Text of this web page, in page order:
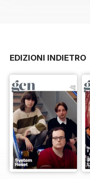
EDIZIONI INDIETRO